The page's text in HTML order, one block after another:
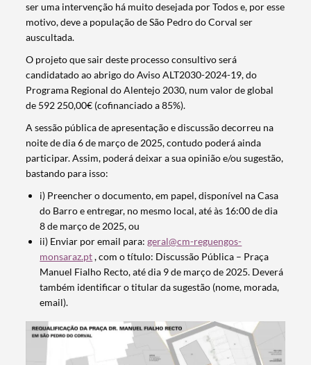
ser uma intervenção há muito desejada por Todos e, por esse
motivo, deve a população de São Pedro do Corval ser
auscultada.
O projeto que sair deste processo consultivo será
candidatado ao abrigo do Aviso ALT2030-2024-19, do
Programa Regional do Alentejo 2030, num valor de global
de 592 250,00€ (cofinanciado a 85%).
A sessão pública de apresentação e discussão decorreu na
noite de dia 6 de março de 2025, contudo poderá ainda
participar. Assim, poderá deixar a sua opinião e/ou sugestão,
bastando para isso:
i) Preencher o documento, em papel, disponível na Casa
do Barro e entregar, no mesmo local, até às 16:00 de dia
8 de março de 2025, ou
ii) Enviar por email para:geral@cm-reguengos-
monsaraz.pt, com o título: Discussão Pública – Praça
Manuel Fialho Recto, até dia 9 de março de 2025. Deverá
também identificar o titular da sugestão (nome, morada,
email).